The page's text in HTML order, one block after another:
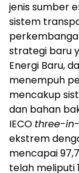
jenis sumber
sistem
strategi baru
Energi Baru,
menempuh
mencakup
dan bahan
IECO three-
ekstrem
mencapai
telah meliputi